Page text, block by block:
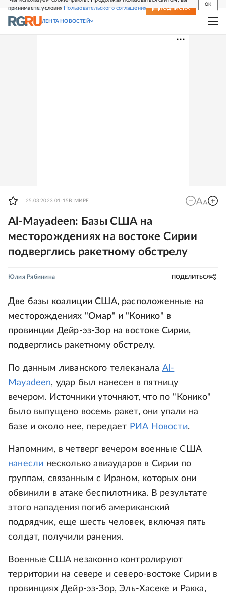
принимаете условия Пользовательского соглашения
OK
СВЕЖИЙ НОМЕР ПОДПИСКА
ЛЕНТА НОВОСТЕЙ
25.03.2023 01:15 В МИРЕ
Al-Mayadeen: Базы США на
месторождениях на востоке Сирии
подверглись ракетному обстрелу
Юлия Рябинина ПОДЕЛИТЬСЯ
Две базы коалиции США, расположенные на
месторождениях "Омар" и "Конико" в
провинции Дейр-эз-Зор на востоке Сирии,
подверглись ракетному обстрелу.
По данным ливанского телеканала Al-
Mayadeen, удар был нанесен в пятницу
вечером. Источники уточняют, что по "Конико"
было выпущено восемь ракет, они упали на
базе и около нее, передает РИА Новости.
Напомним, в четверг вечером военные США
нанесли несколько авиаударов в Сирии по
группам, связанным с Ираном, которых они
обвинили в атаке беспилотника. В результате
этого нападения погиб американский
подрядчик, еще шесть человек, включая пять
солдат, получили ранения.
Военные США незаконно контролируют
территории на севере и северо-востоке Сирии в
провинциях Дейр-эз-Зор, Эль-Хасеке и Ракка,